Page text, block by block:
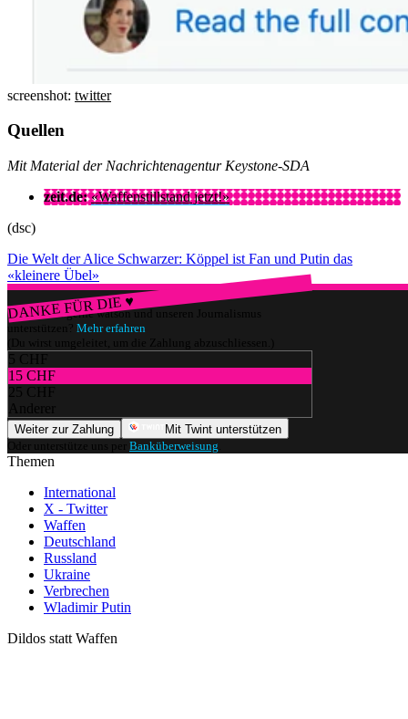
screenshot: twitter
Quellen
Mit Material der Nachrichtenagentur Keystone-SDA
zeit.de: «Waffenstillstand jetzt!»
(dsc)
Die Welt der Alice Schwarzer: Köppel ist Fan und Putin das
«kleinere Übel»
DANKE FÜR DIE ♥
Würdest du gerne watson und unseren Journalismus
unterstützen? Mehr erfahren
(Du wirst umgeleitet, um die Zahlung abzuschliessen.)
5 CHF
15 CHF
25 CHF
Anderer
Weiter zur Zahlung
Mit Twint unterstützen
Oder unterstütze uns per Banküberweisung
Themen
International
X - Twitter
Waffen
Deutschland
Russland
Ukraine
Verbrechen
Wladimir Putin
Dildos statt Waffen